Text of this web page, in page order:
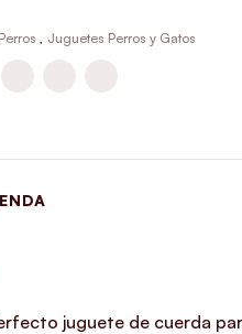
, Juguetes Perros y Gatos
juguete de cuerda